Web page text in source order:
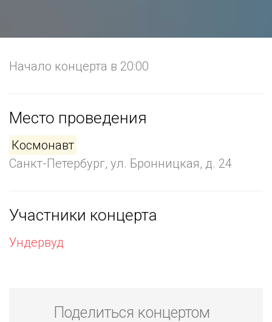
Начало концерта в 20:00
Место проведения
Космонавт
Санкт-Петербург, ул. Бронницкая, д. 24
Участники концерта
Ундервуд
Поделиться концертом